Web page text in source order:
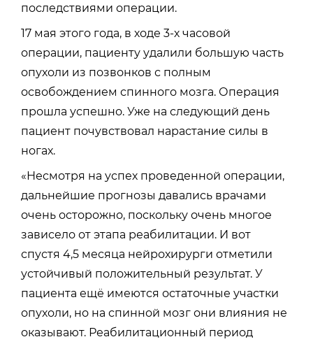
последствиями операции.
17 мая этого года, в ходе 3-х часовой
операции, пациенту удалили большую часть
опухоли из позвонков с полным
освобождением спинного мозга. Операция
прошла успешно. Уже на следующий день
пациент почувствовал нарастание силы в
ногах.
«Несмотря на успех проведенной операции,
дальнейшие прогнозы давались врачами
очень осторожно, поскольку очень многое
зависело от этапа реабилитации. И вот
спустя 4,5 месяца нейрохирурги отметили
устойчивый положительный результат. У
пациента ещё имеются остаточные участки
опухоли, но на спинной мозг они влияния не
оказывают. Реабилитационный период